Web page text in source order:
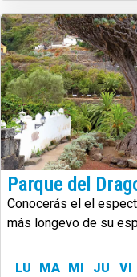
Parque del
Conocerás el el
más longevo de su
LU MA MI JU VI